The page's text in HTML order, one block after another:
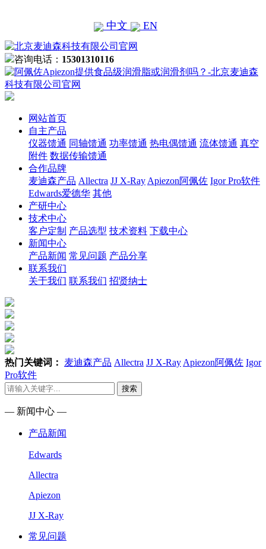
中文 EN
咨询电话： 15301310116
网站首页
自主产品
仪器馈通 同轴馈通 功率馈通 热电偶馈通 流体馈通 真空
附件 数据传输馈通
合作品牌
麦迪森产品 Allectra JJ X-Ray Apiezon阿佩佐 Igor Pro软件
Edwards爱德华 其他
产研中心
技术中心
客户定制 产品选型 技术资料 下载中心
新闻中心
产品新闻 常见问题 产品分享
联系我们
关于我们 联系我们 招贤纳士
热门关键词： 麦迪森产品 Allectra JJ X-Ray Apiezon阿佩佐 Igor
Pro软件
搜索
— 新闻中心 —
产品新闻
Edwards
Allectra
Apiezon
JJ X-Ray
常见问题